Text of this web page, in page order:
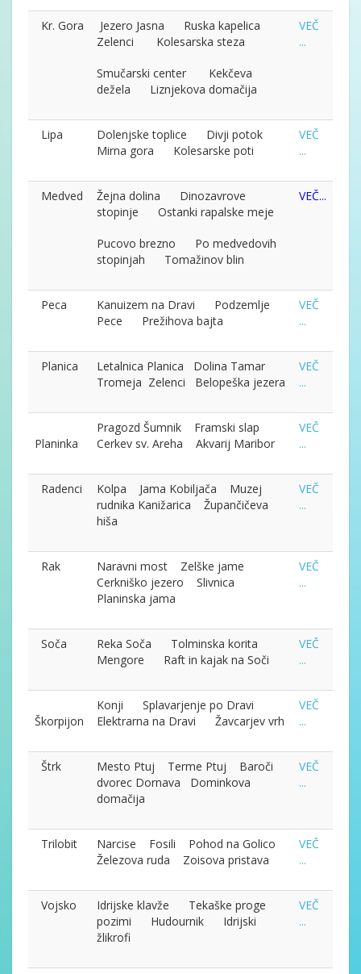
Kr. Gora
Jezero Jasna Ruska kapelica
Zelenci Kolesarska steza
Smučarski center Kekčeva
dežela Liznjekova domačija
VEČ
...
Lipa
Dolenjske toplice Divji potok
Mirna gora Kolesarske poti
VEČ
...
Medved
Žejna dolina Dinozavrove
stopinje Ostanki rapalske meje
Pucovo brezno Po medvedovih
stopinjah Tomažinov blin
VEČ...
Peca
Kanuizem na Dravi Podzemlje
Pece Prežihova bajta
VEČ
...
Planica
Letalnica Planica Dolina Tamar
Tromeja Zelenci Belopeška jezera
VEČ
...
Planinka
Pragozd Šumnik Framski slap
Cerkev sv. Areha Akvarij Maribor
VEČ
...
Radenci
Kolpa Jama Kobiljača Muzej
rudnika Kanižarica Župančičeva
hiša
VEČ
...
Rak
Naravni most Zelške jame
Cerkniško jezero Slivnica
Planinska jama
VEČ
...
Soča
Reka Soča Tolminska korita
Mengore Raft in kajak na Soči
VEČ
...
Škorpijon
Konji Splavarjenje po Dravi
Elektrarna na Dravi Žavcarjev vrh
VEČ
...
Štrk
Mesto Ptuj Terme Ptuj Baroči
dvorec Dornava Dominkova
domačija
VEČ
...
Trilobit
Narcise Fosili Pohod na Golico
Železova ruda Zoisova pristava
VEČ
...
Vojsko
Idrijske klavže Tekaške proge
pozimi Hudournik Idrijski
žlikrofi
VEČ
...